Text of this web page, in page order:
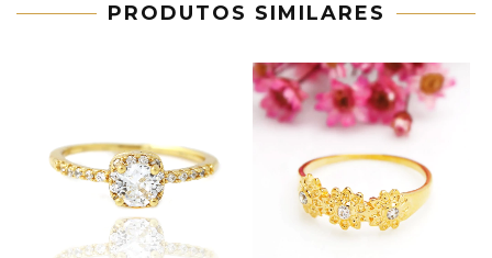
PRODUTOS SIMILARES